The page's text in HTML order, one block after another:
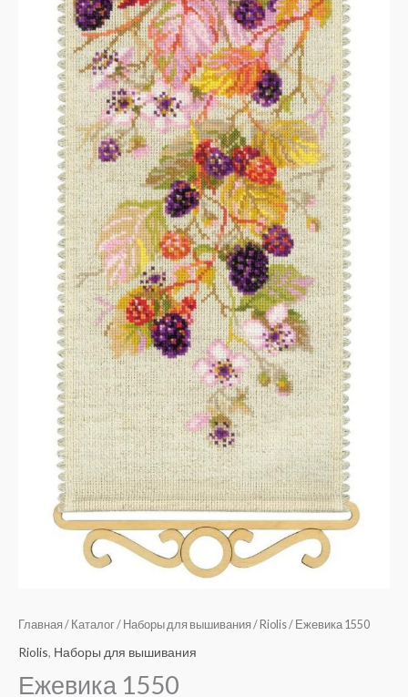
Главная / Каталог/ Наборы для вышивания / Riolis/ Ежевика 1550
Riolis, Наборы для вышивания
Ежевика 1550